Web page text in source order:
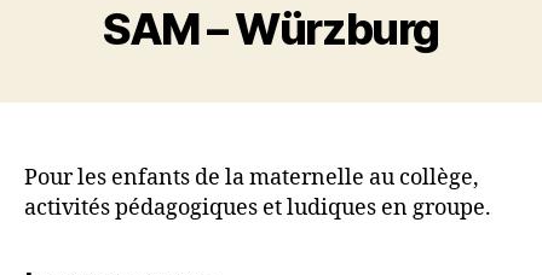
SAM – Würzburg
Pour les enfants de la maternelle au collège,
activités pédagogiques et ludiques en groupe.